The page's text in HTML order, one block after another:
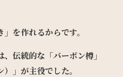
を作れるからです。
伝統的な「バーボン樽」
）」が主役でした。